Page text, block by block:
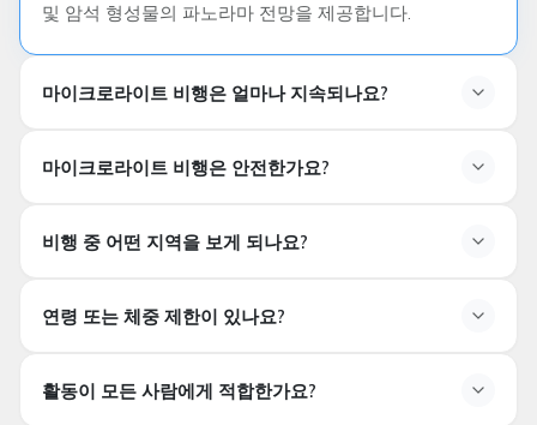
및 암석 형성물의 파노라마 전망을 제공합니다.
마이크로라이트 비행은 얼마나 지속되나요?
마이크로라이트 비행은 안전한가요?
비행 중 어떤 지역을 보게 되나요?
괴레메 계곡
사랑의 계곡
연령 또는 체중 제한이 있나요?
활동이 모든 사람에게 적합한가요?